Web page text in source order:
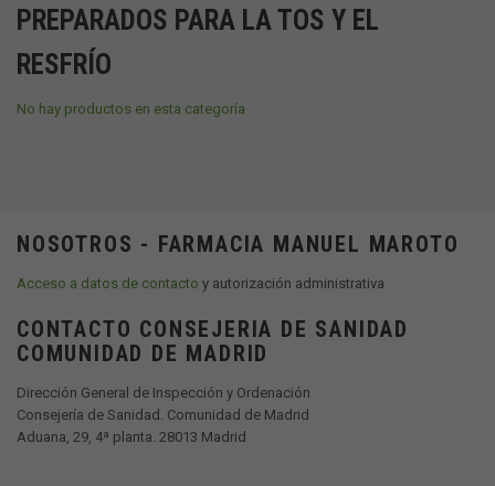
PREPARADOS PARA LA TOS Y EL
RESFRÍO
No hay productos en esta categoría
NOSOTROS - FARMACIA MANUEL MAROTO
Acceso a datos de contacto y autorización administrativa
CONTACTO CONSEJERIA DE SANIDAD
COMUNIDAD DE MADRID
Dirección General de Inspección y Ordenación
Consejería de Sanidad. Comunidad de Madrid
Aduana, 29, 4ª planta. 28013 Madrid